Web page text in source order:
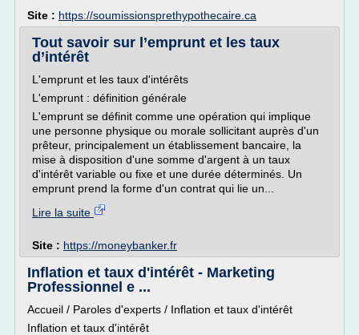
Site : https://soumissionsprethypothecaire.ca
Tout savoir sur l’emprunt et les taux
d’intérêt
L'emprunt et les taux d'intérêts
L'emprunt : définition générale
L'emprunt se définit comme une opération qui implique
une personne physique ou morale sollicitant auprès d'un
prêteur, principalement un établissement bancaire, la
mise à disposition d'une somme d'argent à un taux
d'intérêt variable ou fixe et une durée déterminés. Un
emprunt prend la forme d'un contrat qui lie un...
Lire la suite
Site : https://moneybanker.fr
Inflation et taux d'intérêt - Marketing
Professionnel e ...
Accueil / Paroles d'experts / Inflation et taux d'intérêt
Inflation et taux d'intérêt